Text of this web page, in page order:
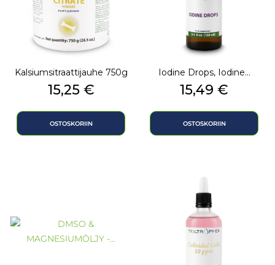
Kalsiumsitraattijauhe 750g
Hinta
15,25 €
OSTOSKORIIN
Iodine Drops, Iodine...
Hinta
15,49 €
OSTOSKORIIN